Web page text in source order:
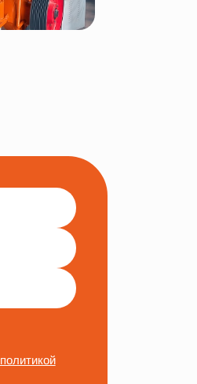
политикой